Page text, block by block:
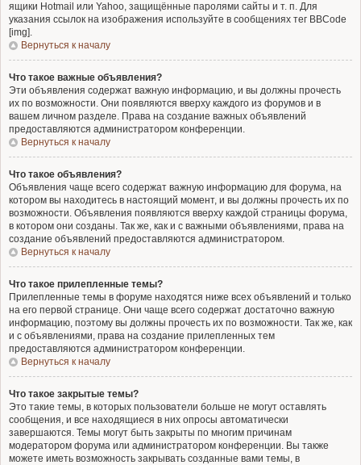
ящики Hotmail или Yahoo, защищённые паролями сайты и т. п. Для
указания ссылок на изображения используйте в сообщениях тег BBCode
[img].
Вернуться к началу
Что такое важные объявления?
Эти объявления содержат важную информацию, и вы должны прочесть
их по возможности. Они появляются вверху каждого из форумов и в
вашем личном разделе. Права на создание важных объявлений
предоставляются администратором конференции.
Вернуться к началу
Что такое объявления?
Объявления чаще всего содержат важную информацию для форума, на
котором вы находитесь в настоящий момент, и вы должны прочесть их по
возможности. Объявления появляются вверху каждой страницы форума,
в котором они созданы. Так же, как и с важными объявлениями, права на
создание объявлений предоставляются администратором.
Вернуться к началу
Что такое прилепленные темы?
Прилепленные темы в форуме находятся ниже всех объявлений и только
на его первой странице. Они чаще всего содержат достаточно важную
информацию, поэтому вы должны прочесть их по возможности. Так же, как
и с объявлениями, права на создание прилепленных тем
предоставляются администратором конференции.
Вернуться к началу
Что такое закрытые темы?
Это такие темы, в которых пользователи больше не могут оставлять
сообщения, и все находящиеся в них опросы автоматически
завершаются. Темы могут быть закрыты по многим причинам
модератором форума или администратором конференции. Вы также
можете иметь возможность закрывать созданные вами темы, в